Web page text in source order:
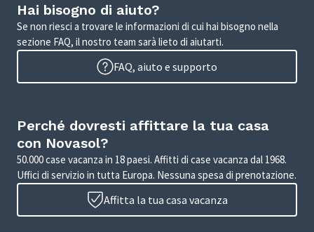
Hai bisogno di aiuto?
Se non riesci a trovare le informazioni di cui hai bisogno nella
sezione FAQ, il nostro team sarà lieto di aiutarti.
FAQ, aiuto e supporto
Perché dovresti affittare la tua casa
con Novasol?
50.000 case vacanza in 18 paesi. Affitti di case vacanza dal 1968.
Uffici di servizio in tutta Europa. Nessuna spesa di prenotazione.
Affitta la tua casa vacanza